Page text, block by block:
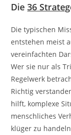
Die36
Die typischen
entstehen meist
vereinfachten
Wer sie nur als
Regelwerk
Richtig
hilft, komplexe
menschliches
klüger zu